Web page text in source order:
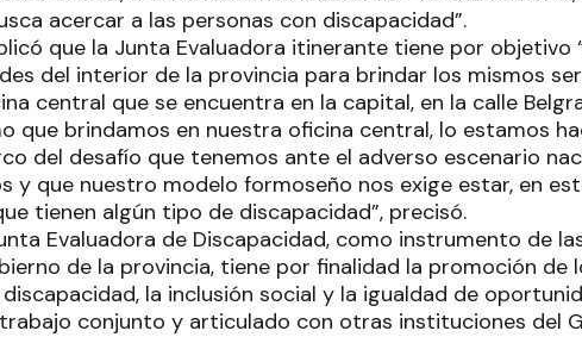
acercar a las personas con discapacidad”.
que la Junta Evaluadora itinerante tiene por objetivo
del interior de la provincia para brindar los mismos
central que se encuentra en la capital, en la calle
que brindamos en nuestra oficina central, lo estamos
del desafío que tenemos ante el adverso escenario
y que nuestro modelo formoseño nos exige estar, en
tienen algún tipo de discapacidad”, precisó.
Evaluadora de Discapacidad, como instrumento de
de la provincia, tiene por finalidad la promoción de
la inclusión social y la igualdad de
conjunto y articulado con otras instituciones del